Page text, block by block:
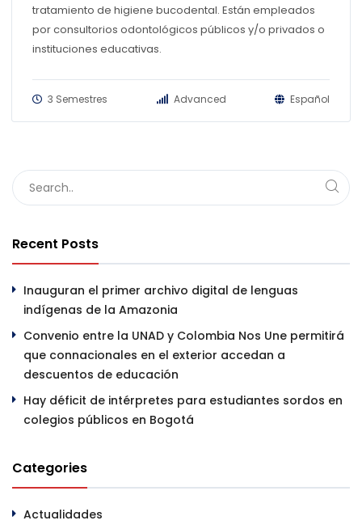
tratamiento de higiene bucodental. Están empleados
por consultorios odontológicos públicos y/o privados o
instituciones educativas.
3 Semestres Advanced Español
Recent Posts
Inauguran el primer archivo digital de lenguas
indígenas de la Amazonia
Convenio entre la UNAD y Colombia Nos Une permitirá
que connacionales en el exterior accedan a
descuentos de educación
Hay déficit de intérpretes para estudiantes sordos en
colegios públicos en Bogotá
Categories
Actualidades